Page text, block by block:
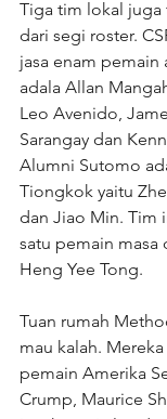
Tiga tim lokal juga
dari segi roster.
jasa enam pemain
adala Allan
Leo Avenido,
Sarangay dan
Alumni Sutomo
Tiongkok yaitu
dan Jiao Min. Tim
satu pemain masa
Heng Yee Tong.
Tuan rumah
mau kalah.
pemain Amerika
Crump, Maurice